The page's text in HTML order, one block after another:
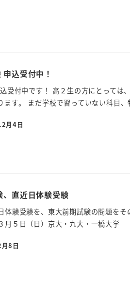
込受付中！
受付中です！ 高２生の方にとって
ます。 まだ学校で習っていない科目
月4日
、直近日体験受験
体験受験を、東大前期試験の問題を
）京大・九大・一
8日